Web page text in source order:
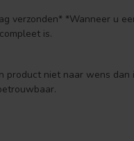
verzonden* *Wanneer u
is.
niet naar wens dan